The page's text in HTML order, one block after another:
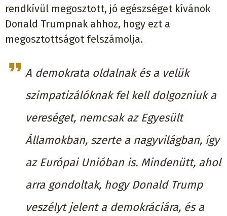
rendkívül megosztott, jó egészséget kívánok
Donald Trumpnak ahhoz, hogy ezt a
megosztottságot felszámolja.
A demokrata oldalnak és a velük
szimpatizálóknak fel kell dolgozniuk a
vereséget, nemcsak az Egyesült
Államokban, szerte a nagyvilágban, így
az Európai Unióban is. Mindenütt, ahol
arra gondoltak, hogy Donald Trump
veszélyt jelent a demokráciára, és a